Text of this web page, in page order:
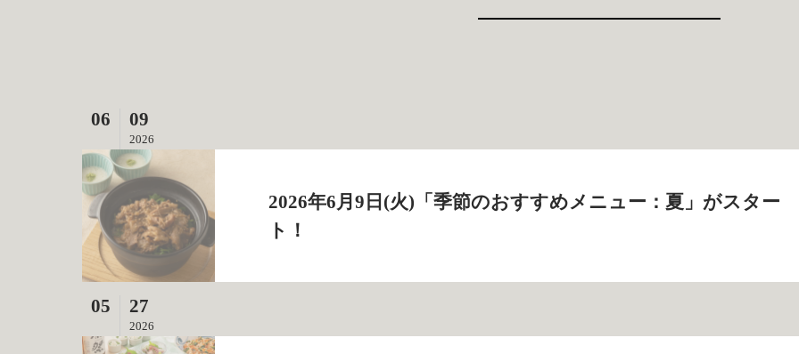
06 09
2026
2026年6月9日(火)「季節のおすすめメニュー：夏」がスター
ト！
05 27
2026